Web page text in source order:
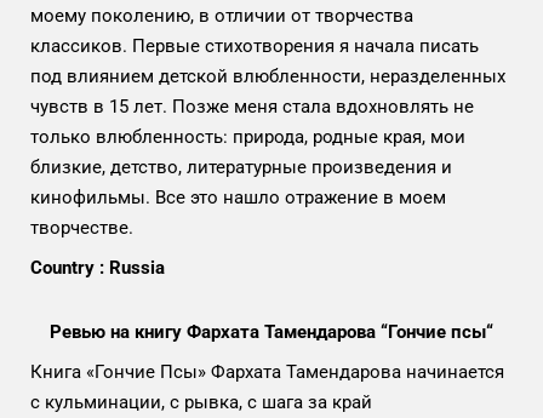
моему поколению, в отличии от творчества
классиков. Первые стихотворения я начала писать
под влиянием детской влюбленности, неразделенных
чувств в 15 лет. Позже меня стала вдохновлять не
только влюбленность: природа, родные края, мои
близкие, детство, литературные произведения и
кинофильмы. Все это нашло отражение в моем
творчестве.
Country : Russia
Ревью на книгу Фархата Тамендарова “Гончие псы“
Книга «Гончие Псы» Фархата Тамендарова начинается
с кульминации, с рывка, с шага за край